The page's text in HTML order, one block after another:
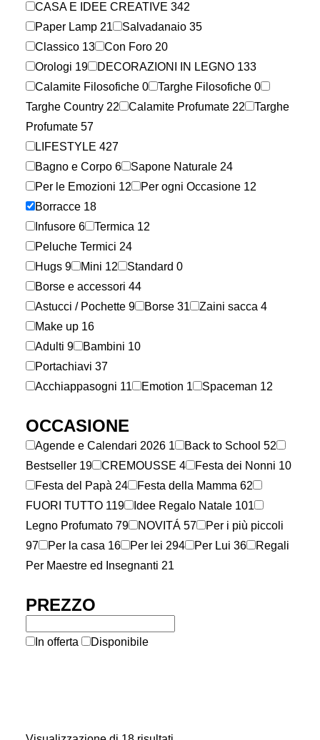
CASA E IDEE CREATIVE 342
Paper Lamp 21 Salvadanaio 35
Classico 13 Con Foro 20
Orologi 19 DECORAZIONI IN LEGNO 133
Calamite Filosofiche 0 Targhe Filosofiche 0
Targhe Country 22 Calamite Profumate 22
Targhe
Profumate 57
LIFESTYLE 427
Bagno e Corpo 6 Sapone Naturale 24
Per le Emozioni 12 Per ogni Occasione 12
Borracce 18
Infusore 6 Termica 12
Peluche Termici 24
Hugs 9 Mini 12 Standard 0
Borse e accessori 44
Astucci / Pochette 9 Borse 31 Zaini sacca 4
Make up 16
Adulti 9 Bambini 10
Portachiavi 37
Acchiappasogni 11 Emotion 1 Spaceman 12
OCCASIONE
Agende e Calendari 2026 1 Back to School 52
Bestseller 19 CREMOUSSE 4 Festa dei Nonni 10
Festa del Papà 24 Festa della Mamma 62
FUORI TUTTO 119 Idee Regalo Natale 101
Legno Profumato 79 NOVITÁ 57
Per i più piccoli
97
Per la casa 16 Per lei 294 Per Lui 36
Regali
Per Maestre ed Insegnanti 21
PREZZO
In offerta Disponibile